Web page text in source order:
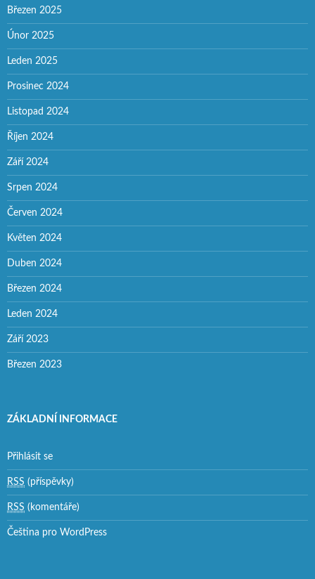
Březen 2025
Únor 2025
Leden 2025
Prosinec 2024
Listopad 2024
Říjen 2024
Září 2024
Srpen 2024
Červen 2024
Květen 2024
Duben 2024
Březen 2024
Leden 2024
Září 2023
Březen 2023
ZÁKLADNÍ INFORMACE
Přihlásit se
RSS (příspěvky)
RSS (komentáře)
Čeština pro WordPress